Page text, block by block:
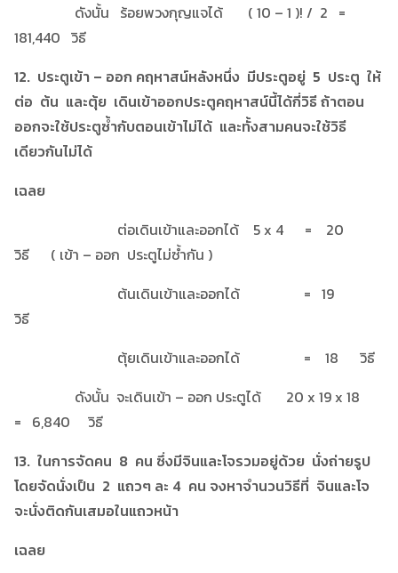
ดังนั้น ร้อยพวงกุญแจได้ ( 10 – 1 )! / 2 =
181,440 วิธี
12. ประตูเข้า – ออก คฤหาสน์หลังหนึ่ง มีประตูอยู่ 5 ประตู ให้
ต่อ ต้น และตุ้ย เดินเข้าออกประตูคฤหาสน์นี้ได้กี่วิธี ถ้าตอน
ออกจะใช้ประตูซ้ำกับตอนเข้าไม่ได้ และทั้งสามคนจะใช้วิธี
เดียวกันไม่ได้
เฉลย
ต่อเดินเข้าและออกได้ 5 x 4 = 20
วิธี ( เข้า – ออก ประตูไม่ซ้ำกัน )
ต้นเดินเข้าและออกได้ = 19
วิธี
ตุ้ยเดินเข้าและออกได้ = 18 วิธี
ดังนั้น จะเดินเข้า – ออก ประตูได้ 20 x 19 x 18
= 6,840 วิธี
13. ในการจัดคน 8 คน ซึ่งมีจินและโจรวมอยู่ด้วย นั่งถ่ายรูป
โดยจัดนั่งเป็น 2 แถวๆ ละ 4 คน จงหาจำนวนวิธีที่ จินและโจ
จะนั่งติดกันเสมอในแถวหน้า
เฉลย